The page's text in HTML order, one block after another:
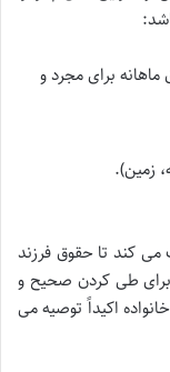
برای مجرد و
زمین).
می کند تا حقوق فرزند
برای طی کردن صحیح و
اکیداً توصیه می